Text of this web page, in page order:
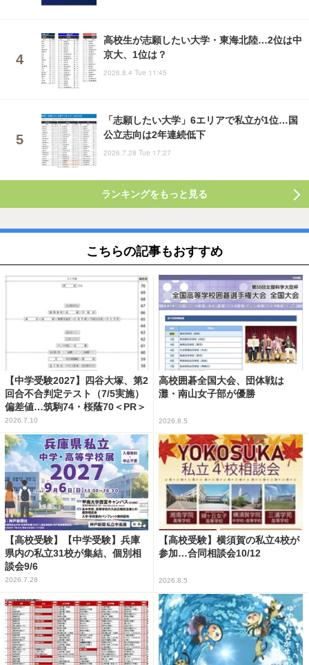
高校生が志願したい大学・東海北陸…2位は中
京大、1位は？
2026.8.4 Tue 11:45
「志願したい大学」6エリアで私立が1位…国
公立志向は2年連続低下
2026.7.28 Tue 17:27
ランキングをもっと見る
こちらの記事もおすすめ
【中学受験2027】四谷大塚、第2
回合不合判定テスト（7/5実施）
偏差値…筑駒74・桜蔭70＜PR＞
2026.7.10
高校囲碁全国大会、団体戦は
灘・南山女子部が優勝
2026.8.5
【高校受験】【中学受験】兵庫
県内の私立31校が集結、個別相
談会9/6
2026.7.28
【高校受験】横須賀の私立4校が
参加…合同相談会10/12
2026.8.5